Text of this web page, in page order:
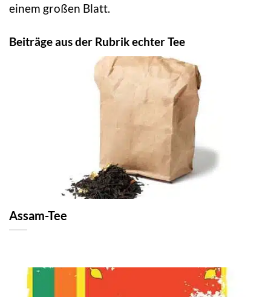
einem großen Blatt.
Beiträge aus der Rubrik echter Tee
Assam-Tee